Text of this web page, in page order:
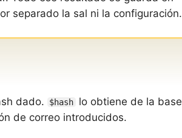
separado la sal ni la configuración.
dado. $hash
lo obtiene de la base
de correo introducidos.